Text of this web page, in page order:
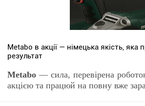
Metabo в акції — німецька якість, яка
результат
Metabo — сила, перевірена
акцією та працюй на повну вже